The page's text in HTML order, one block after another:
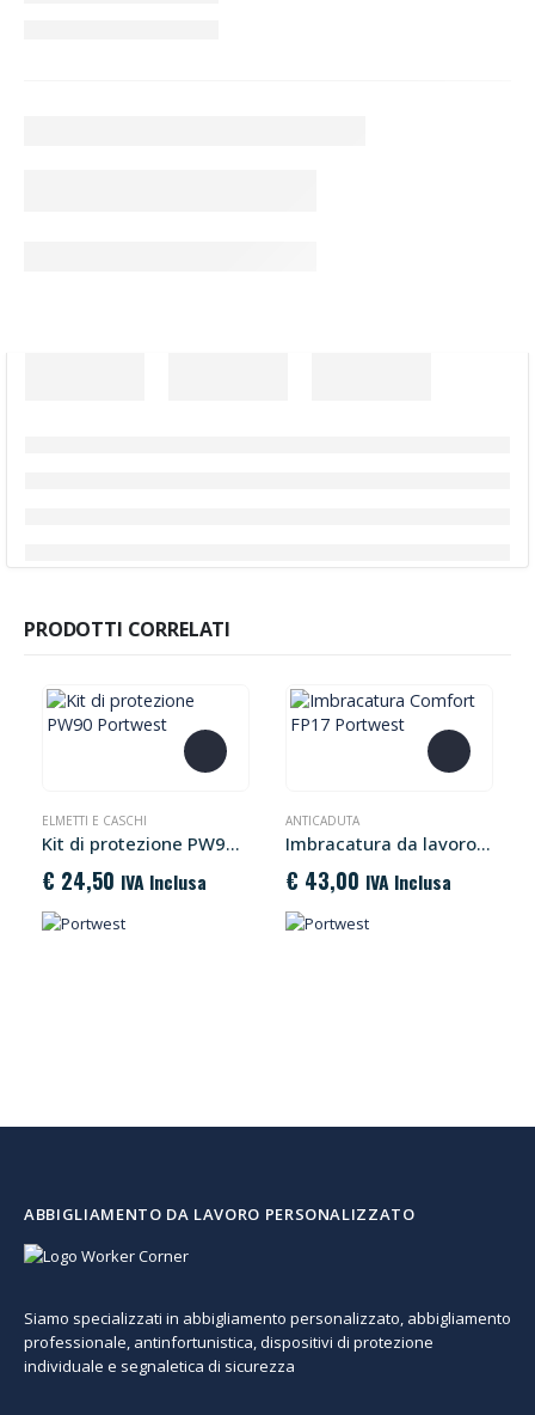
PRODOTTI CORRELATI
ELMETTI E CASCHI
Kit di protezione PW90 Portwest
€ 24,50 IVA Inclusa
ANTICADUTA
Imbracatura da lavoro Comfort FP17 Portwest
€ 43,00 IVA Inclusa
ABBIGLIAMENTO DA LAVORO PERSONALIZZATO
Siamo specializzati in abbigliamento personalizzato, abbigliamento
professionale, antinfortunistica, dispositivi di protezione
individuale e segnaletica di sicurezza